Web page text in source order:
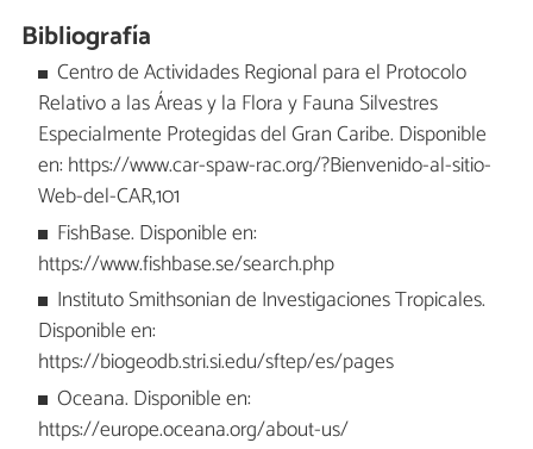
Bibliografía
Centro de Actividades Regional para el Protocolo
Relativo a las Áreas y la Flora y Fauna Silvestres
Especialmente Protegidas del Gran Caribe. Disponible
en: https://www.car-spaw-rac.org/?Bienvenido-al-sitio-
Web-del-CAR,101
FishBase. Disponible en:
https://www.fishbase.se/search.php
Instituto Smithsonian de Investigaciones Tropicales.
Disponible en:
https://biogeodb.stri.si.edu/sftep/es/pages
Oceana. Disponible en:
https://europe.oceana.org/about-us/